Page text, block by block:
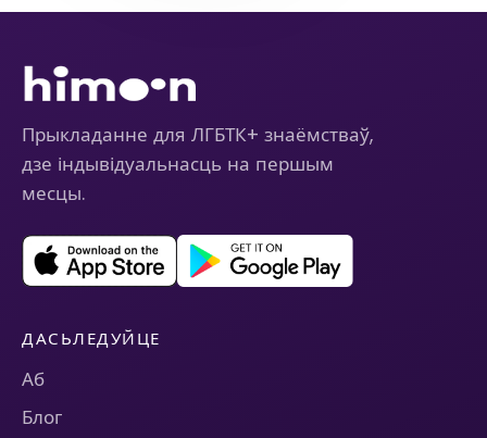
Прыкладанне для ЛГБТК+ знаёмстваў,
дзе індывідуальнасць на першым
месцы.
ДАСЬЛЕДУЙЦЕ
Аб
Блог